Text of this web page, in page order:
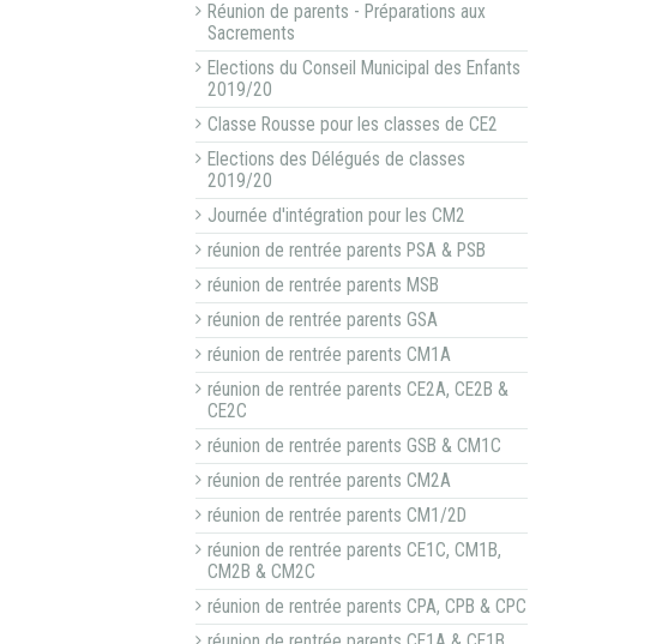
Réunion de parents - Préparations aux
Sacrements
Elections du Conseil Municipal des Enfants
2019/20
Classe Rousse pour les classes de CE2
Elections des Délégués de classes
2019/20
Journée d'intégration pour les CM2
réunion de rentrée parents PSA & PSB
réunion de rentrée parents MSB
réunion de rentrée parents GSA
réunion de rentrée parents CM1A
réunion de rentrée parents CE2A, CE2B &
CE2C
réunion de rentrée parents GSB & CM1C
réunion de rentrée parents CM2A
réunion de rentrée parents CM1/2D
réunion de rentrée parents CE1C, CM1B,
CM2B & CM2C
réunion de rentrée parents CPA, CPB & CPC